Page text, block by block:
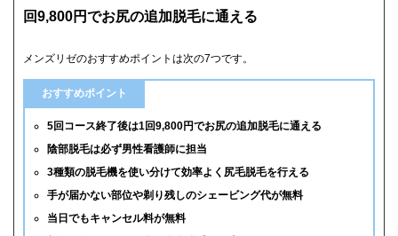
回9,800円でお尻の追加脱毛に通える
メンズリゼのおすすめポイントは次の7つです。
おすすめポイント
5回コース終了後は1回9,800円でお尻の追加脱毛に通える
陰部脱毛は必ず男性看護師に担当
3種類の脱毛機を使い分けて効率よく尻毛脱毛を行える
手が届かない部位や剃り残しのシェービング代が無料
当日でもキャンセル料が無料